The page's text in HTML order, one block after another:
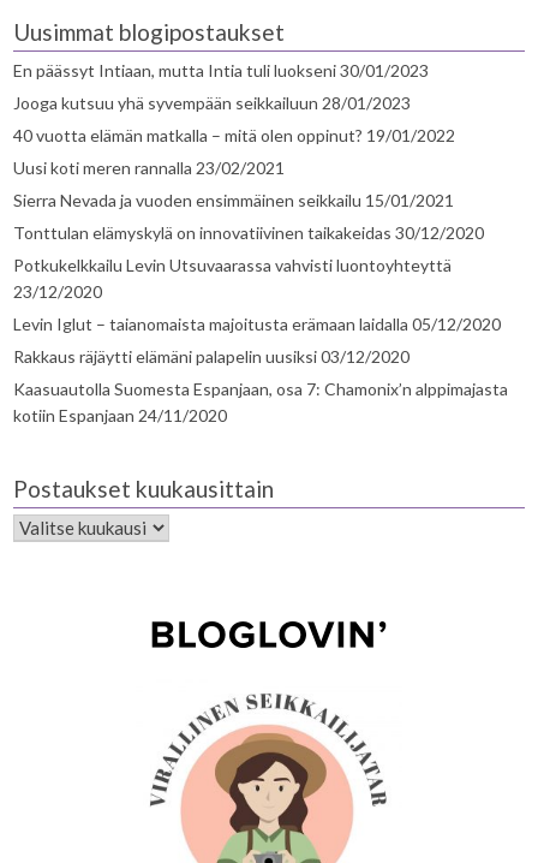
Uusimmat blogipostaukset
En päässyt Intiaan, mutta Intia tuli luokseni30/01/2023
Jooga kutsuu yhä syvempään seikkailuun 28/01/2023
40 vuotta elämän matkalla – mitä olen oppinut? 19/01/2022
Uusi koti meren rannalla 23/02/2021
Sierra Nevada ja vuoden ensimmäinen seikkailu 15/01/2021
Tonttulan elämyskylä on innovatiivinen taikakeidas 30/12/2020
Potkukelkkailu Levin Utsuvaarassa vahvisti luontoyhteyttä
23/12/2020
Levin Iglut – taianomaista majoitusta erämaan laidalla 05/12/2020
Rakkaus räjäytti elämäni palapelin uusiksi03/12/2020
Kaasuautolla Suomesta Espanjaan, osa 7: Chamonix’n alppimajasta
kotiin Espanjaan 24/11/2020
Postaukset kuukausittain